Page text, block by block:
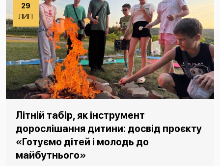
29
ЛИП
Літній табір, як інструмент
дорослішання дитини: досвід проєкту
«Готуємо дітей і молодь до
майбутнього»